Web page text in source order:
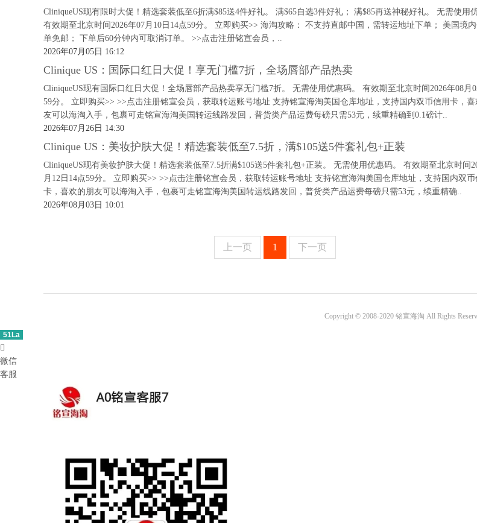
CliniqueUS现有限时大促！精选套装低至6折满$85送4件好礼。 满$65自选3件好礼； 满$85再送神秘好礼。 无需使用优
有效期至北京时间2026年07月10日14点59分。 立即购买>> 海淘攻略： 不支持直邮中国，需转运地址下单； 美国境
单免邮； 下单后60分钟内可取消订单。 >>点击注册铭宣会员，..
2026年07月05日 16:12
Clinique US：国际口红日大促！享无门槛7折，全场唇部产品热卖
CliniqueUS现有国际口红日大促！全场唇部产品热卖享无门槛7折。 无需使用优惠码。 有效期至北京时间2026年08月
59分。 立即购买>> >>点击注册铭宣会员，获取转运账号地址 支持铭宣海淘美国仓库地址，支持国内双币信用卡，喜
友可以海淘入手，包裹可走铭宣海淘美国转运线路发回，普货类产品运费每磅只需53元，续重精确到0.1磅计..
2026年07月26日 14:30
Clinique US：美妆护肤大促！精选套装低至7.5折，满$105送5件套礼包+正装
CliniqueUS现有美妆护肤大促！精选套装低至7.5折满$105送5件套礼包+正装。 无需使用优惠码。 有效期至北京时间
月12日14点59分。 立即购买>> >>点击注册铭宣会员，获取转运账号地址 支持铭宣海淘美国仓库地址，支持国内双币
卡，喜欢的朋友可以海淘入手，包裹可走铭宣海淘美国转运线路发回，普货类产品运费每磅只需53元，续重精确..
2026年08月03日 10:01
上一页 1 下一页
Copyright © 2008-2020 铭宣海淘 All Rights
51La

微信
客服